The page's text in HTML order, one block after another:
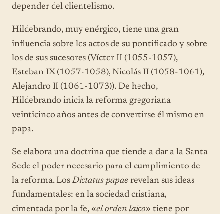
depender del clientelismo.
Hildebrando, muy enérgico, tiene una gran
influencia sobre los actos de su pontificado y sobre
los de sus sucesores (Víctor II (1055-1057),
Esteban IX (1057-1058), Nicolás II (1058-1061),
Alejandro II (1061-1073)). De hecho,
Hildebrando inicia la reforma gregoriana
veinticinco años antes de convertirse él mismo en
papa.
Se elabora una doctrina que tiende a dar a la Santa
Sede el poder necesario para el cumplimiento de
la reforma. Los Dictatus papae revelan sus ideas
fundamentales: en la sociedad cristiana,
cimentada por la fe, «el orden laico» tiene por